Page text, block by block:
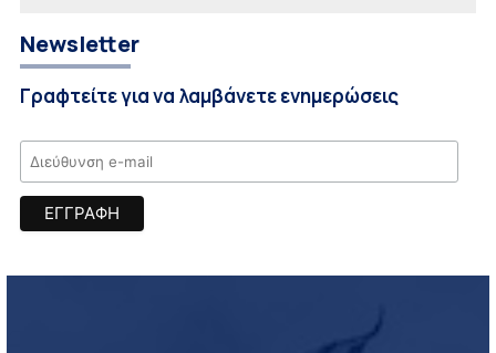
Newsletter
Γραφτείτε για να λαμβάνετε ενημερώσεις